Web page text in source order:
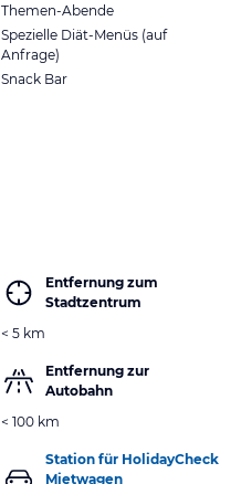
Themen-Abende
Spezielle Diät-Menüs (auf
Anfrage)
Snack Bar
Entfernung zum
Stadtzentrum
< 5 km
Entfernung zur
Autobahn
< 100 km
Station für HolidayCheck
Mietwagen